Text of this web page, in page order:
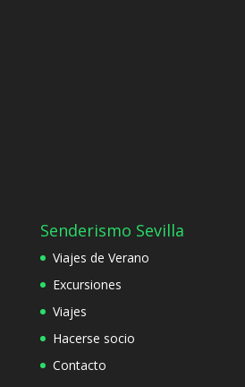
Senderismo Sevilla
Viajes de Verano
Excursiones
Viajes
Hacerse socio
Contacto